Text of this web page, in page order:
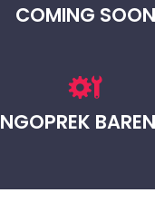
COMING SOON
NGOPREK